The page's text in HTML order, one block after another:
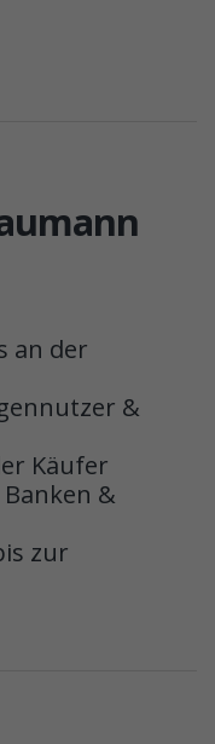
an der
&
Käufer
&
zur